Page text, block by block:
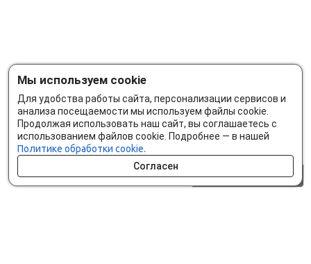
Мы используем cookie
Для удобства работы сайта, персонализации сервисов и
анализа посещаемости мы используем файлы cookie.
Продолжая использовать наш сайт, вы соглашаетесь с
использованием файлов cookie. Подробнее — в нашей
Политике обработки cookie.
Согласен